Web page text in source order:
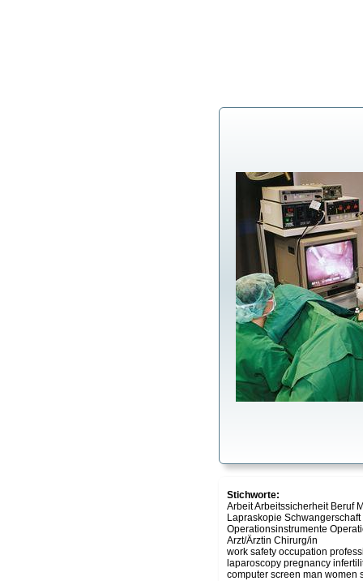
Stichworte:
Arbeit Arbeitssicherheit Beruf
Lapraskopie
Operationsinstrumente
Arzt/Ärztin Chirurg/in
work safety occupation
laparoscopy pregnancy
computer screen man women